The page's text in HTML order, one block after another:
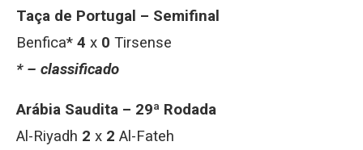
Taça de Portugal – Semifinal
Benfica* 4 x 0 Tirsense
* – classificado
Arábia Saudita – 29ª Rodada
Al-Riyadh 2 x 2 Al-Fateh